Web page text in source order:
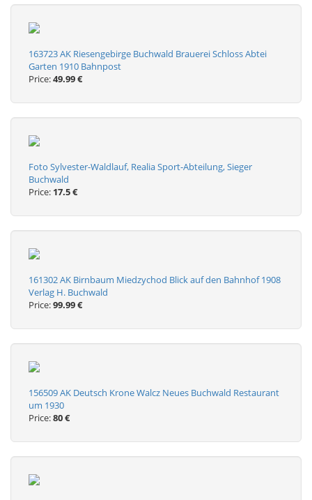
163723 AK Riesengebirge Buchwald Brauerei Schloss Abtei
Garten 1910 Bahnpost
Price:49.99 €
Foto Sylvester-Waldlauf, Realia Sport-Abteilung, Sieger
Buchwald
Price: 17.5 €
161302 AK Birnbaum Miedzychod Blick auf den Bahnhof 1908
Verlag H. Buchwald
Price:99.99 €
156509 AK Deutsch Krone Walcz Neues Buchwald Restaurant
um 1930
Price:80 €